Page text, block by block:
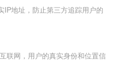
IP地址，防止第三方追踪用户的
联网，用户的真实身份和位置信